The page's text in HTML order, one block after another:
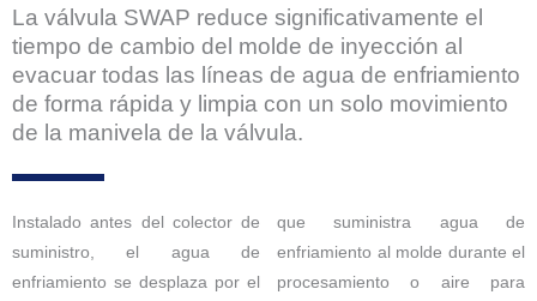
La válvula SWAP reduce significativamente el
tiempo de cambio del molde de inyección al
evacuar todas las líneas de agua de enfriamiento
de forma rápida y limpia con un solo movimiento
de la manivela de la válvula.
Instalado antes del colector de
suministro, el agua de
enfriamiento se desplaza por el
que suministra agua de
enfriamiento al molde durante el
procesamiento o aire para